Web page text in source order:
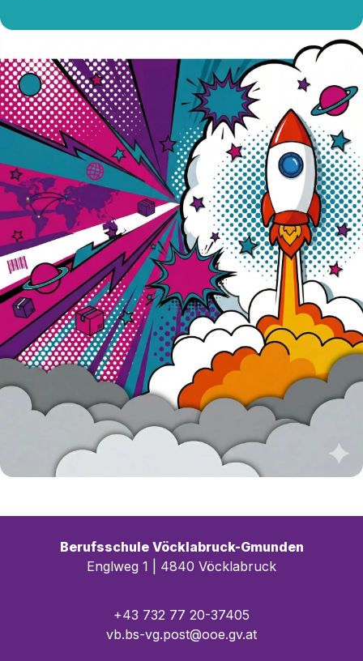
Berufsschule Vöcklabruck-Gmunden
Englweg 1 | 4840 Vöcklabruck
+43 732 77 20-37405
vb.bs-vg.post@ooe.gv.at